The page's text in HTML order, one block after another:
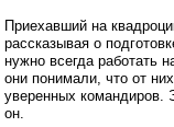
Приехавший на
рассказывая о
нужно всегда работать
они понимали, что от
уверенных
он.